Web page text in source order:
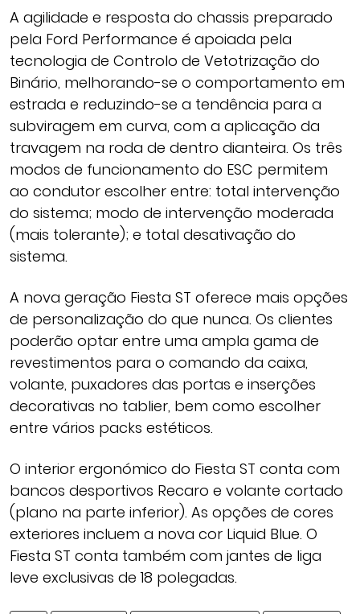
A agilidade e resposta do chassis preparado
pela Ford Performance é apoiada pela
tecnologia de Controlo de Vetotrização do
Binário, melhorando-se o comportamento em
estrada e reduzindo-se a tendência para a
subviragem em curva, com a aplicação da
travagem na roda de dentro dianteira. Os três
modos de funcionamento do ESC permitem
ao condutor escolher entre: total intervenção
do sistema; modo de intervenção moderada
(mais tolerante); e total desativação do
sistema.
A nova geração Fiesta ST oferece mais opções
de personalização do que nunca. Os clientes
poderão optar entre uma ampla gama de
revestimentos para o comando da caixa,
volante, puxadores das portas e inserções
decorativas no tablier, bem como escolher
entre vários packs estéticos.
O interior ergonómico do Fiesta ST conta com
bancos desportivos Recaro e volante cortado
(plano na parte inferior). As opções de cores
exteriores incluem a nova cor Liquid Blue. O
Fiesta ST conta também com jantes de liga
leve exclusivas de 18 polegadas.